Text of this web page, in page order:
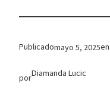
Publicadomayo 5, 2025en
porDiamanda Lucic